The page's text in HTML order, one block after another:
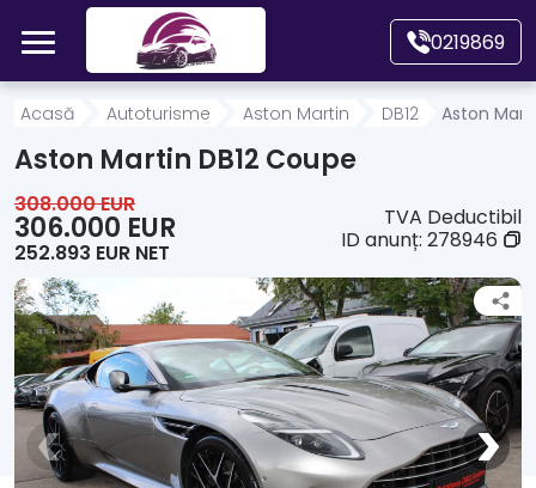
Mergi direct la conținutul principal
0219869
Acasă
Motociclete
Autoutilitare
Alte tipuri vehicule
Despre Noi
Acasă Autoturisme Aston Martin DB12 Aston
Aston Martin DB12 Coupe
308.000 EUR
306.000 EUR
252.893 EUR NET
TVA Deductibil
ID anunț: 278946